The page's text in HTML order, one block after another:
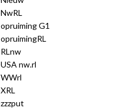
NwRL
opruiming G1
opruimingRL
RLnw
USA nw.rl
WWrl
XRL
zzzput